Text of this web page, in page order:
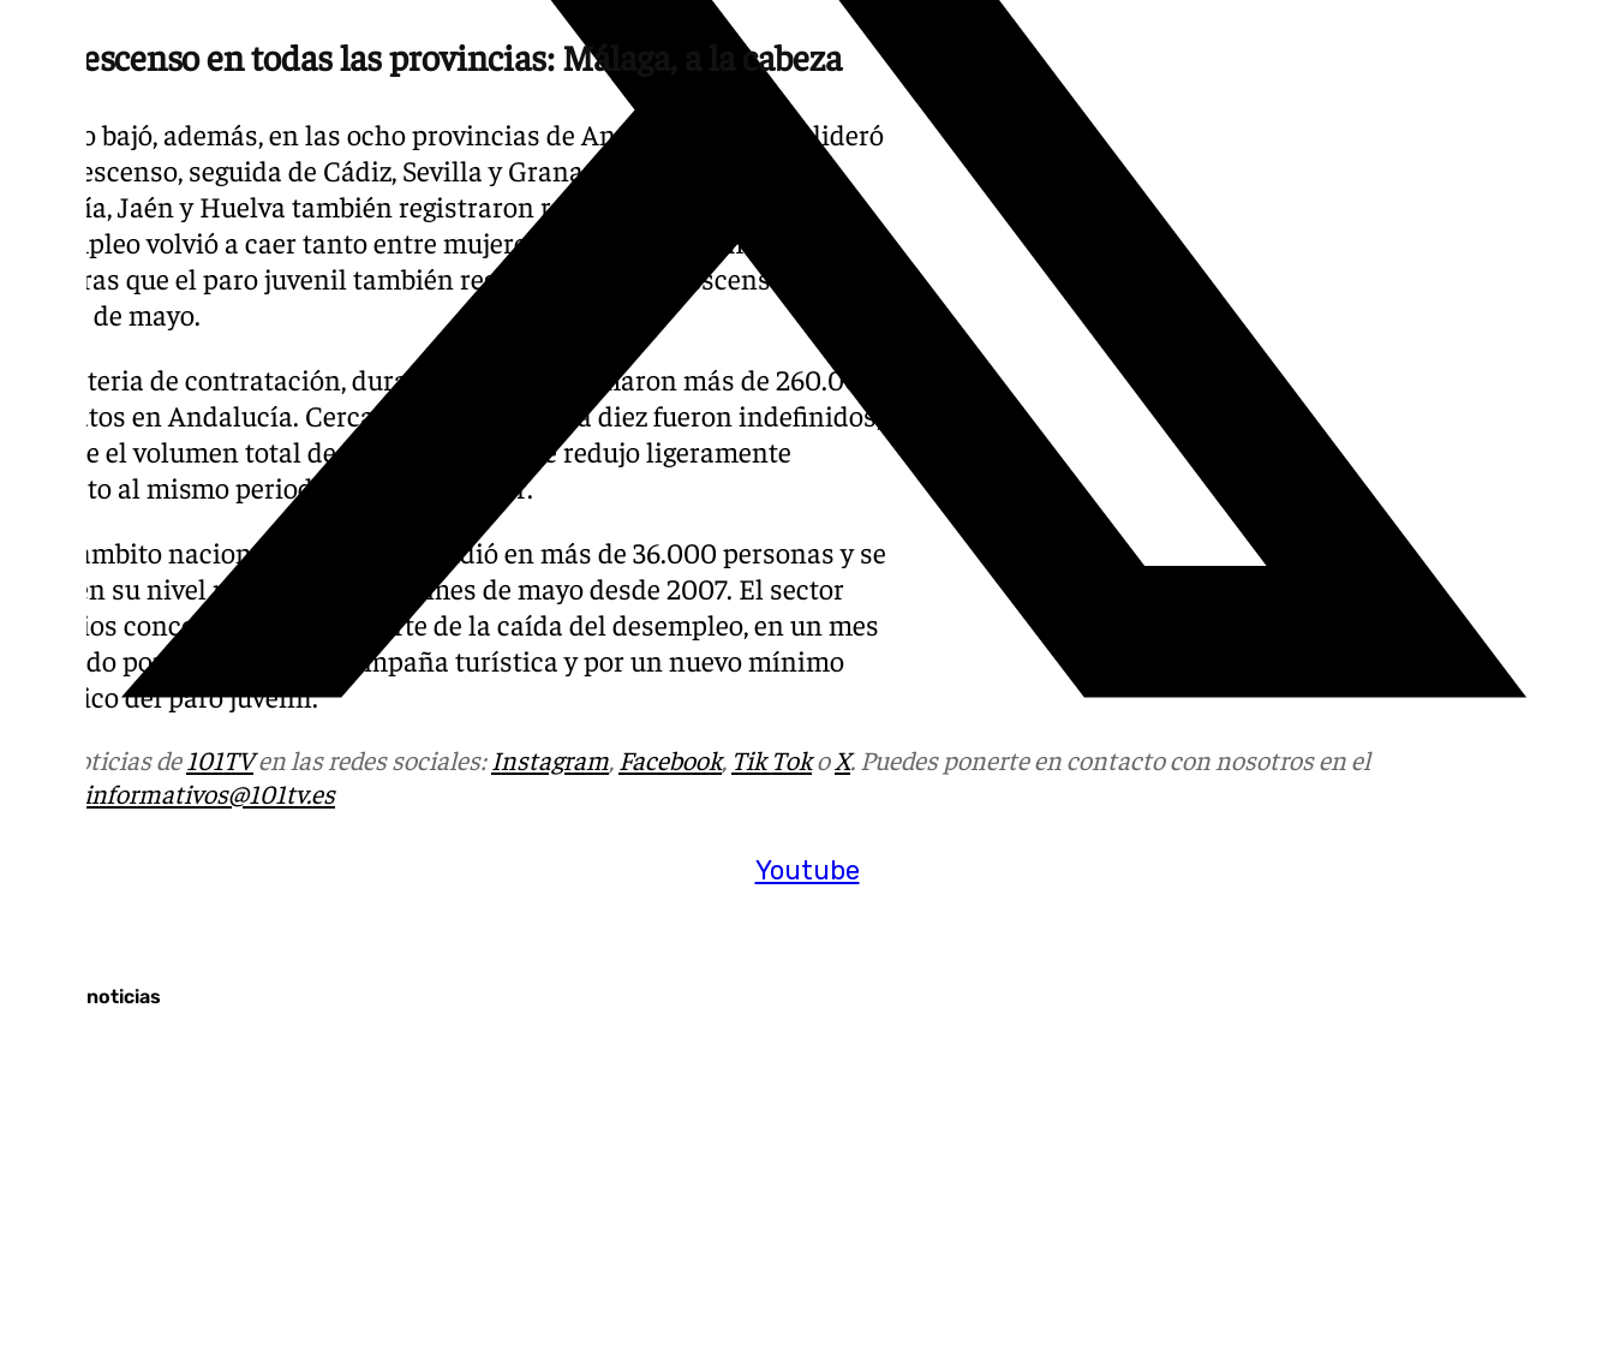
Youtube
Un descenso en todas las provincias: Málaga, a la cabeza
El paro bajó, además, en las ocho provincias de Andalucía. Málaga lideró
este descenso, seguida de Cádiz, Sevilla y Granada, aunque Córdoba,
Almería, Jaén y Huelva también registraron reducciones. Por sexos, el
desempleo volvió a caer tanto entre mujeres como entre hombres,
mientras que el paro juvenil también registró un ligero descenso durante
el mes de mayo.
En materia de contratación, durante el mes se firmaron más de 260.000
contratos en Andalucía. Cerca de cuatro de cada diez fueron indefinidos,
aunque el volumen total de contrataciones se redujo ligeramente
respecto al mismo periodo del año anterior.
En el ámbito nacional, el paro descendió en más de 36.000 personas y se
situó en su nivel más bajo para un mes de mayo desde 2007. El sector
servicios concentró la mayor parte de la caída del desempleo, en un mes
marcado por el inicio de la campaña turística y por un nuevo mínimo
histórico del paro juvenil.
Más noticias de101TVen las redes sociales:Instagram, Facebook, Tik TokoX. Puedes ponerte en contacto con nosotros en el
informativos@101tv.es
Últimas noticias